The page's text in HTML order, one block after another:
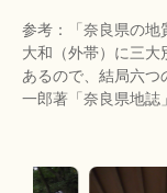
参考：「奈良県の地
大和（外帯）に三大
あるので、結局六つ
一郎著「奈良県地誌